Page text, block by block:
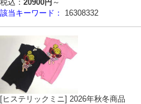
税込： 20900円 ～
該当キーワード：
16308332
[ヒステリックミニ] 2026年秋冬商品